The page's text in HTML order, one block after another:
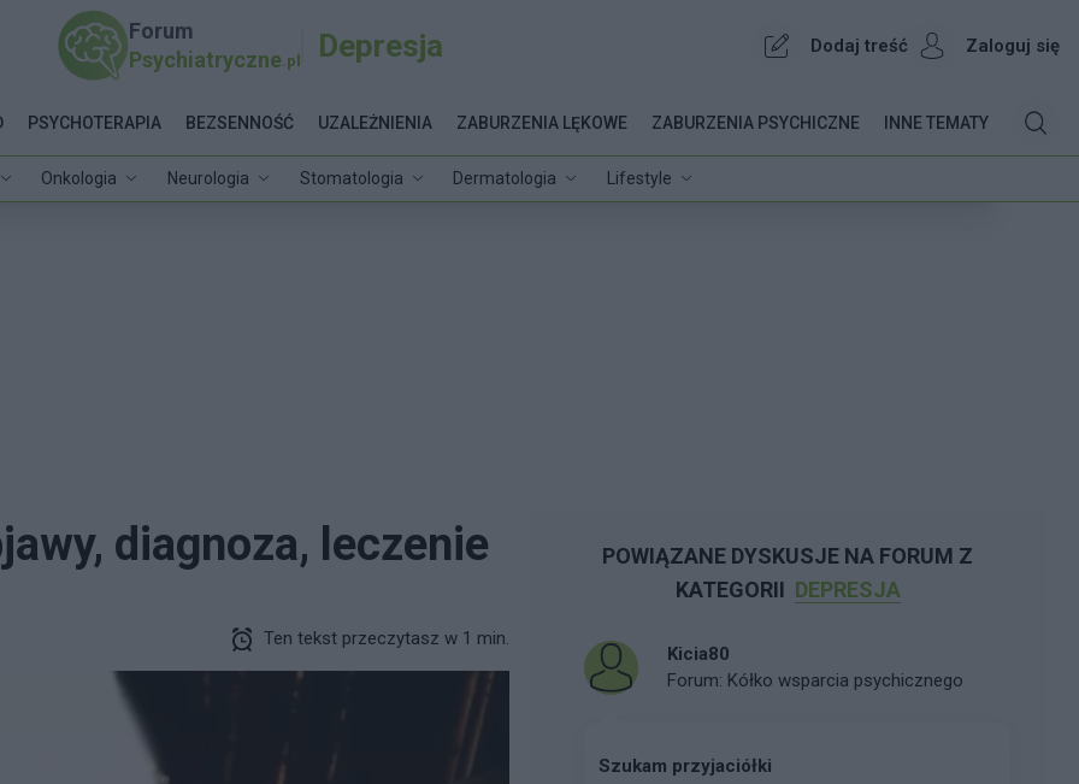
Forum
Psychiatryczne.pl Depresja Dodaj treść Zaloguj się
Onkologia Neurologia Stomatologia Dermatologia Lifestyle
PSYCHOTERAPIA BEZSENNOŚĆ UZALEŻNIENIA ZABURZENIA LĘKOWE ZABURZENIA PSYCHICZNE INNE TEMATY
diagnoza, leczenie
Ten tekst przeczytasz w 1 min.
POWIĄZANE DYSKUSJE NA FORUM Z
KATEGORII DEPRESJA
Kicia80
Forum: Kółko wsparcia psychicznego
Szukam przyjaciółki